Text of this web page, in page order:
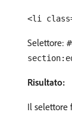
<li
Selettore:
Risultato:
Il selettore